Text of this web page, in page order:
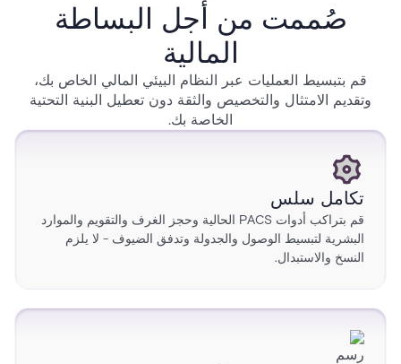
صُممت من أجل البساطة
المالية
قم بتبسيط العمليات عبر النظام البيئي المالي الخاص بك،
وتقديم الامتثال والتخصيص والثقة دون تعطيل البنية التحتية
الخاصة بك.
تكامل سلس
قم بتراكب أدوات PACS الحالية وحجز الغرف والتقويم والموارد
البشرية لتبسيط الوصول والجدولة وتدفق الضيوف - لا يلزم
النسخ والاستبدال.